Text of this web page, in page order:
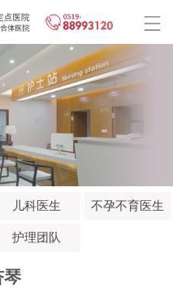
儿科医生 不孕不育医生
护理团队
琴